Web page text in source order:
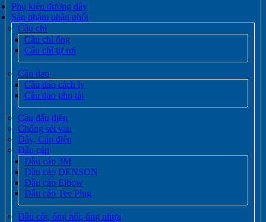
Phụ kiện đường dây
Sản phẩm phân phối
Cầu chì
Cầu chì ống
Cầu chì tự rơi
Cầu dao
Cầu dao cách ly
Cầu dao phụ tải
Cầu đấu điện
Chống sét van
Dây, Cáp điện
Đầu cáp
Đầu cáp 3M
Đầu cáp DENSON
Đầu cáp Elbow
Đầu cáp Tee Plug
Đầu cốt, ống nối, ống nhựa